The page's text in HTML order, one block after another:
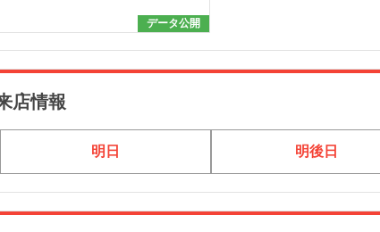
データ公開
店情報
明日 明後日